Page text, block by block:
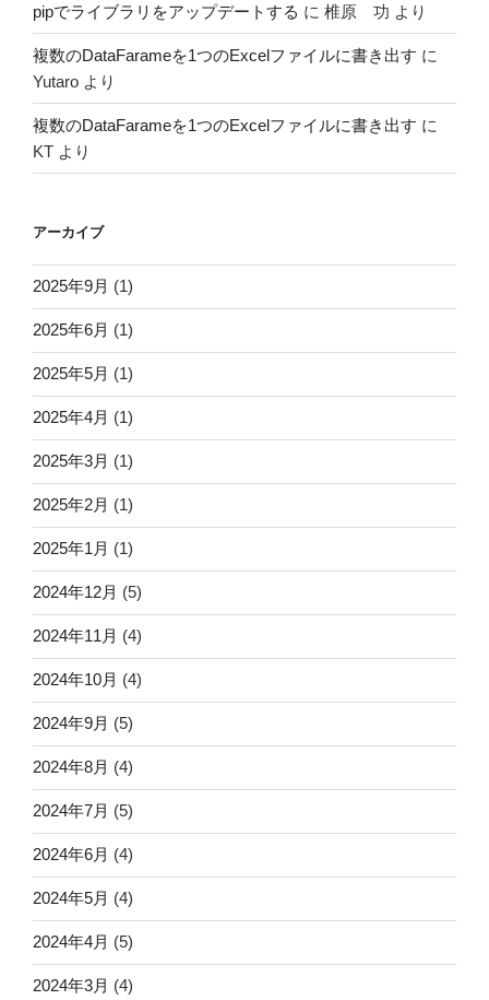
pipでライブラリをアップデートする に 椎原 功 より
複数のDataFarameを1つのExcelファイルに書き出す に
Yutaro より
複数のDataFarameを1つのExcelファイルに書き出す に
KT より
アーカイブ
2025年9月 (1)
2025年6月 (1)
2025年5月 (1)
2025年4月 (1)
2025年3月 (1)
2025年2月 (1)
2025年1月 (1)
2024年12月 (5)
2024年11月 (4)
2024年10月 (4)
2024年9月 (5)
2024年8月 (4)
2024年7月 (5)
2024年6月 (4)
2024年5月 (4)
2024年4月 (5)
2024年3月 (4)